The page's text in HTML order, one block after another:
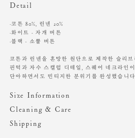
Detail
·코튼 80%, 린넨 20%
·화이트 - 자개 버튼
·블랙 - 소뿔 버튼
코튼과 린넨을 혼방한 원단으로 제작한 슬리
핀턱과 자수 스캘럽 디테일, 스퀘어 네크라인
단아하면서도 빈티지한 분위기를 완성했습니
Size Information
제품의 일정 수량을 측정한 평균치수로 재는 방
편차가 있을 수 있습니다. (치수단위 : cm)
Cleaning & Care
드라이클리닝 권장
찬물에 단독 손세탁 권장
Shipping